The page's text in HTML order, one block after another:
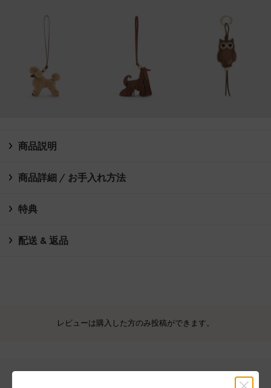
商品説明
商品詳細 / お手入れ方法
特典
配送 & 返品
レビューは購入した方のみ投稿ができます。